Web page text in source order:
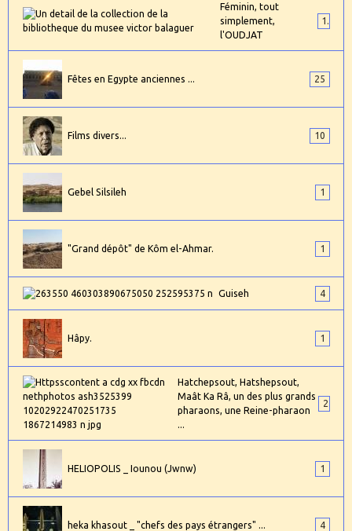
Féminin, tout
simplement,
l'OUDJAT
1
Fêtes en Egypte anciennes ... 25
Films divers... 10
Gebel Silsileh 1
"Grand dépôt" de Kôm el-Ahmar. 1
Guiseh 4
Hâpy. 1
Hatchepsout, Hatshepsout,
Maât Ka Râ, un des plus grands
pharaons, une Reine-pharaon
...
HELIOPOLIS _ Iounou (Jwnw) 1
heka khasout _ "chefs des pays étrangers" ... 4